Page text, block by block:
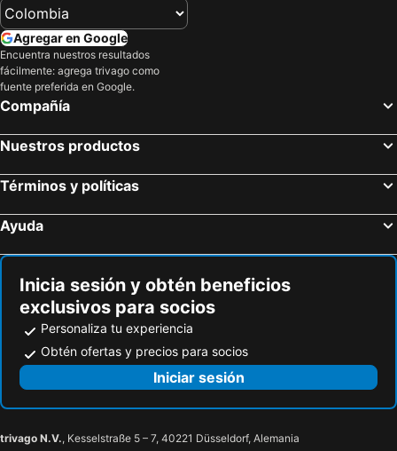
Agregar en Google
Encuentra nuestros resultados
fácilmente: agrega trivago como
fuente preferida en Google.
Compañía
Nuestros productos
Términos y políticas
Ayuda
Inicia sesión y obtén beneficios
exclusivos para socios
Personaliza tu experiencia
Obtén ofertas y precios para socios
Iniciar sesión
trivago N.V., Kesselstraße 5 – 7, 40221 Düsseldorf, Alemania